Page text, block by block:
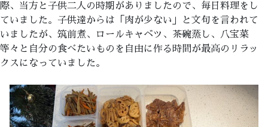
際、当方と子供二人の時期がありましたので、毎日料理をし
ていました。子供達からは「肉が少ない」と文句を言われて
いましたが、筑前煮、ロールキャベツ、茶碗蒸し、八宝菜
等々と自分の食べたいものを自由に作る時間が最高のリラッ
クスになっていました。